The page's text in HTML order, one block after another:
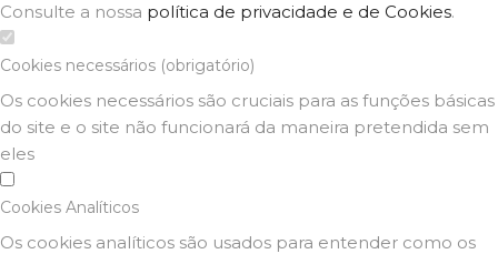
Consulte a nossa política de privacidade e de Cookies.
Cookies necessários (obrigatório)
Os cookies necessários são cruciais para as funções básicas
do site e o site não funcionará da maneira pretendida sem
eles
Cookies Analíticos
Os cookies analíticos são usados para entender como os